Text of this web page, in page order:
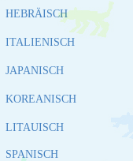
HEBRÄISCH
ITALIENISCH
JAPANISCH
KOREANISCH
LITAUISCH
SPANISCH